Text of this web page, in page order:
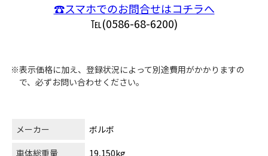
☎スマホでのお問合せはコチラへ
℡(0586-68-6200)
※表示価格に加え、登録状況によって別途費用がかかりますの
で、必ずお問い合わせください。
メーカー
ボルボ
車体総重量
19,150kg